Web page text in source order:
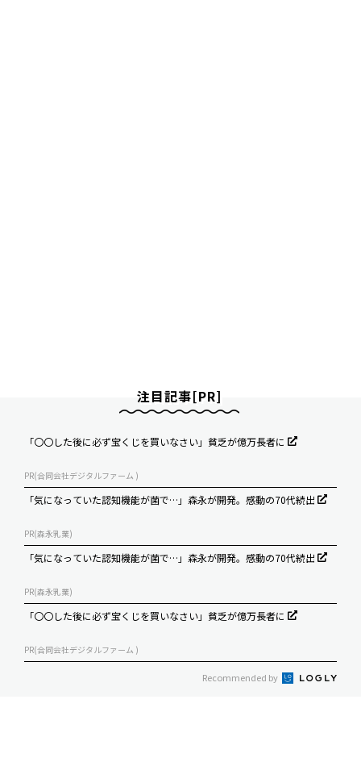
注目記事[PR]
「〇〇した後に必ず宝くじを買いなさい」貧乏が億万長者に
PR(合同会社デジタルファーム )
「気になっていた認知機能が菌で…」森永が開発。感動の70代続出
PR(森永乳業)
「気になっていた認知機能が菌で…」森永が開発。感動の70代続出
PR(森永乳業)
「〇〇した後に必ず宝くじを買いなさい」貧乏が億万長者に
PR(合同会社デジタルファーム )
Recommended by